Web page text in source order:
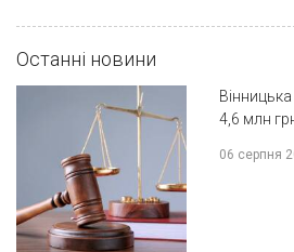
Останні новини
4,6 млн
06 серпня